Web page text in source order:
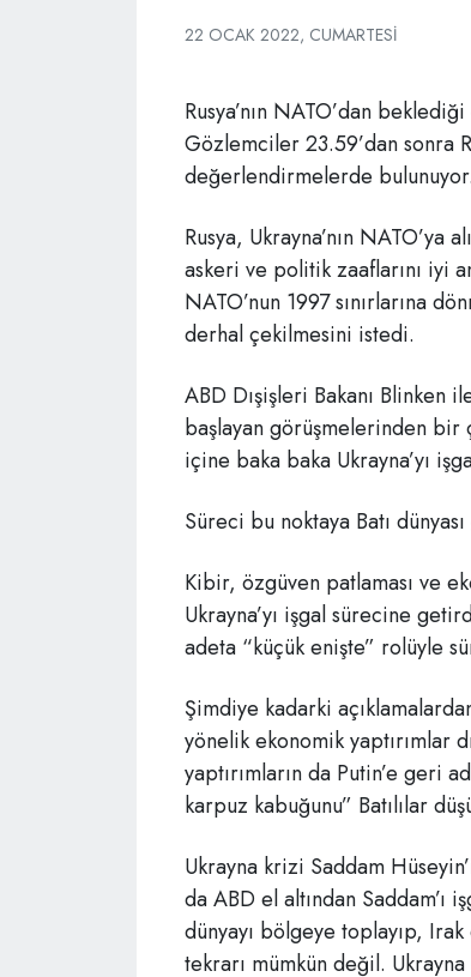
22 OCAK 2022, CUMARTESI
Rusya’nın NATO’dan
Gözlemciler 23.59’dan sonra
değerlendirmelerde bulunuyor.
Rusya, Ukrayna’nın NATO’ya
askeri ve politik zaaflarını iyi
NATO’nun 1997 sınırlarına
derhal çekilmesini istedi.
ABD Dışişleri Bakanı Blinken
başlayan görüşmelerinden bir
içine baka baka Ukrayna’yı
Süreci bu noktaya Batı
Kibir, özgüven patlaması ve
Ukrayna’yı işgal sürecine
adeta “küçük enişte” rolüyle
Şimdiye kadarki
yönelik ekonomik yaptırımlar
yaptırımların da Putin’e geri
karpuz kabuğunu” Batılılar
Ukrayna krizi Saddam
da ABD el altından Saddam’ı
dünyayı bölgeye toplayıp,
tekrarı mümkün değil.